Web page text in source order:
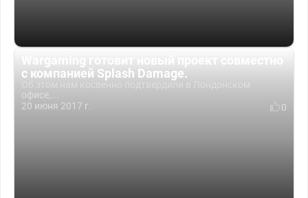
с компанией Splash Damage.
офисе,...
20 июня 2017 г.
0